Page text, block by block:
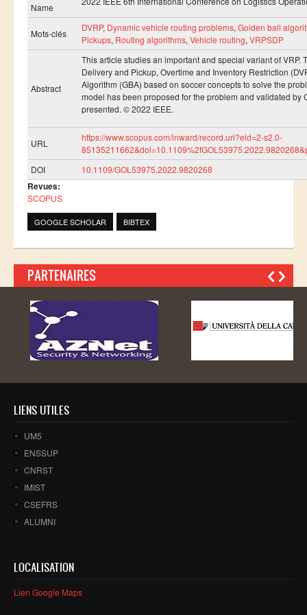
Ressources
Master
Master MRGI
Master MSIWeb
Master RITM
Master SEA
Master M3S
Master IOSM
Master IFGR
Master CloudHPC
Master SDBD
Docteurs
ALUMNI
FORMATION INGENIEUR
Smart Supply Chain & Logistics (2SCL)
Business Intelligence & Analytics (BI&A)
Cybersécurité, Cloud et Informatique Mobile (CSCC)
Génie Logiciel (GL)
Name
Mots-clés
DVRP, Dynamic vehicle routing problems, Golden ball
Pickups, Routing algorithms, Vehicle routing, VRPSDP
Abstract
This article studies an important and special variant of
Delivery and Pickup, Overtime and Inventory Restriction
Algorithm (GBA) based on soccer concepts to solve the
model has been proposed for the problem and validated by
presented. © 2022 IEEE.
URL
https://www.scopus.com/inward/record.uri?eid=2-s2.0-
DOI
10.1109/GOL53975.2022.9820268
Revues:
SCOPUS
GOOGLE SCHOLAR BIBTEX
PARTENAIRES
LIENS UTILES
UM5
ENSSUP
CNRST
IMIST
CSEFRS
ALUMNI
LOCALISATION
Lien Google Maps